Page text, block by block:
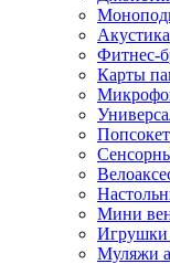
Акустика
Фитнес-
Карты
Попсокет
Мини
Игрушки
Муляжи